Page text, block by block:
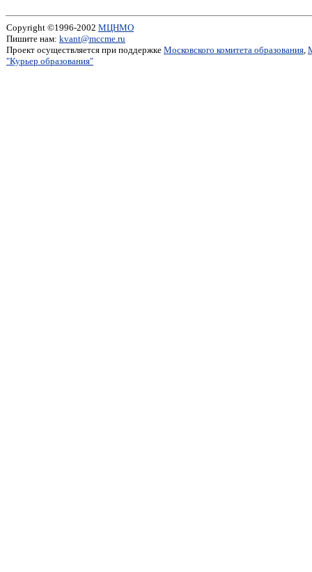
Copyright ©1996-2002 МЦНМО
Пишите нам: kvant@mccme.ru
Проект осуществляется при поддержке Московского комитета образования,
"Курьер образования"